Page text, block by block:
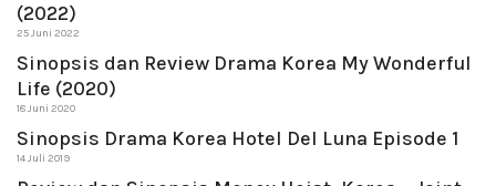
(2022)
25 Juni 2022
Sinopsis dan Review Drama Korea My Wonderful
Life (2020)
18 Juni 2020
Sinopsis Drama Korea Hotel Del Luna Episode 1
14 Juli 2019